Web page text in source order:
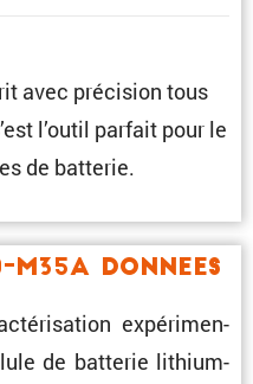
avec préci­sion tous
l’outil parfait pour le
de batterie.
M35A Donnees
expéri­men­
de batterie lithium-